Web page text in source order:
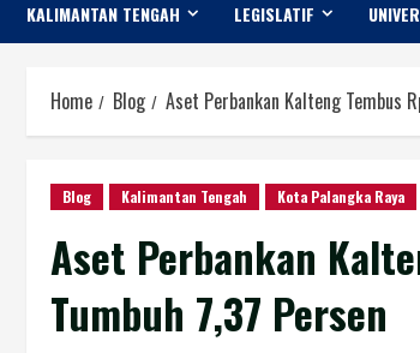
KALIMANTAN TENGAH LEGISLATIF
Home Blog Aset Perbankan Kalteng Tembus
Blog Kalimantan Tengah Kota Palangka Raya
Aset Perbankan
Tumbuh 7,37 Persen